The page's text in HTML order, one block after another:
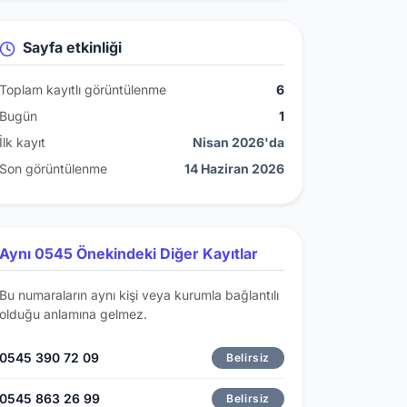
Sayfa etkinliği
Toplam kayıtlı görüntülenme
6
Bugün
1
İlk kayıt
Nisan 2026'da
Son görüntülenme
14 Haziran 2026
Aynı 0545 Önekindeki Diğer Kayıtlar
Bu numaraların aynı kişi veya kurumla bağlantılı
olduğu anlamına gelmez.
0545 390 72 09 Belirsiz
0545 863 26 99 Belirsiz